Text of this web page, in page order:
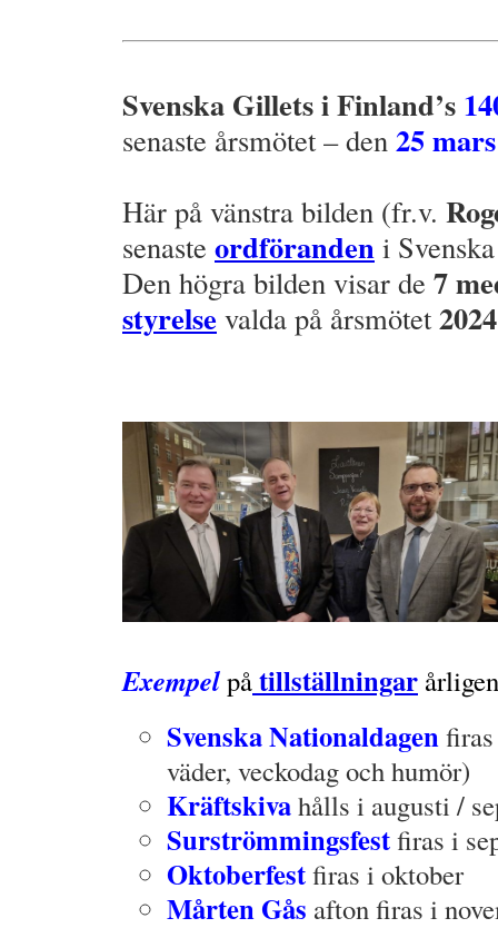
Svenska Gillets i Finland’s
senaste årsmötet – den 25
Här på vänstra bilden (fr.v.
senaste ordföranden i
Den högra bilden visar de 7
styrelse valda på årsmötet 2024
Exempelpåtillställningar årligen
Svenska Nationaldagen
väder, veckodag och humör)
Kräftskivahålls i augusti /
Surströmmingsfestfiras i
Oktoberfestfiras i oktober
Mårten Gås afton firas i